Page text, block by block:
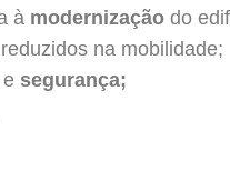
à modernizaçãodo
na mobilidade;
segurança;